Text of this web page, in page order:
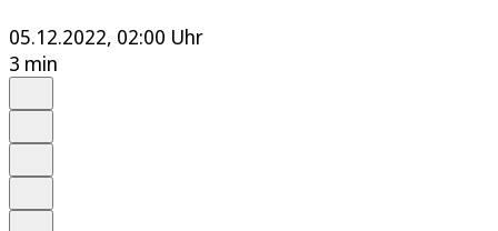
05.12.2022, 02:00 Uhr
3 min